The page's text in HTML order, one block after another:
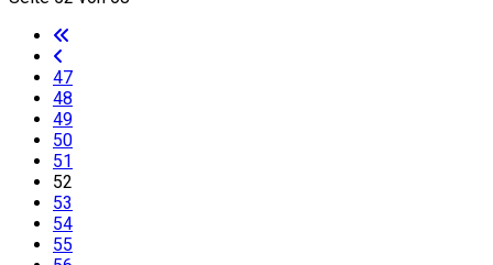
47
48
49
50
51
52
53
54
55